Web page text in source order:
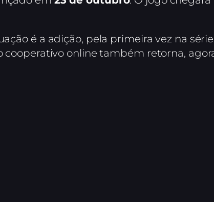
é a adição, pela primeira vez na
cooperativo online também retorna,